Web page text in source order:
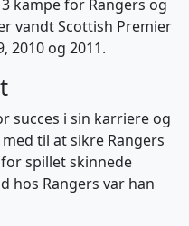
kampe for Rangers og
vandt Scottish Premier
2010 og 2011.
succes i sin karriere og
til at sikre Rangers
spillet skinnede
hos Rangers var han